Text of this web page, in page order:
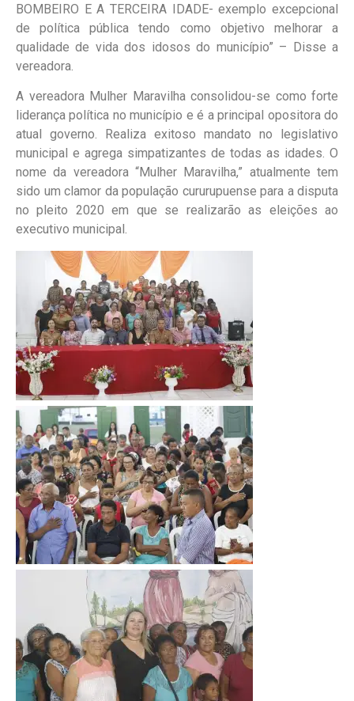
BOMBEIRO E A TERCEIRA IDADE- exemplo excepcional
de política pública tendo como objetivo melhorar a
qualidade de vida dos idosos do município” – Disse a
vereadora.
A vereadora Mulher Maravilha consolidou-se como forte
liderança política no município e é a principal opositora do
atual governo. Realiza exitoso mandato no legislativo
municipal e agrega simpatizantes de todas as idades. O
nome da vereadora “Mulher Maravilha,” atualmente tem
sido um clamor da população cururupuense para a disputa
no pleito 2020 em que se realizarão as eleições ao
executivo municipal.